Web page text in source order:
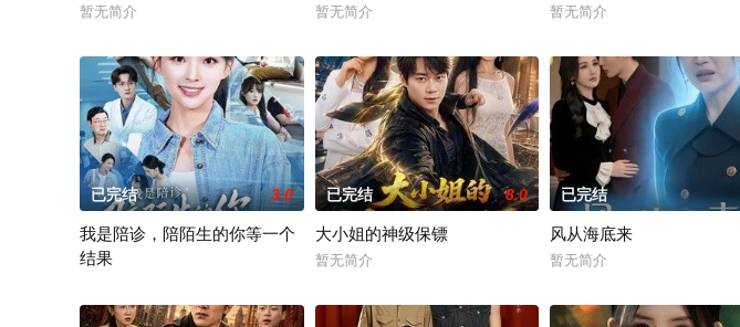
暂无简介 暂无简介 暂无简介
已完结 3.0
我是陪诊，陪陌生的你等一个
结果
已完结 8.0
大小姐的神级保镖
暂无简介
已完结
风从海底来
暂无简介